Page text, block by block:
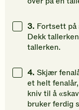
3. Fortsett på
Dekk
tallerken.
4. Skjær
et helt
kniv til å
bruker ferdig